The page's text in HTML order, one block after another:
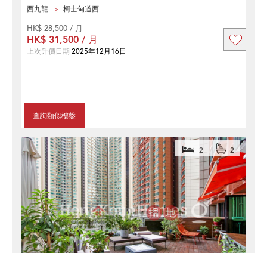
西九龍 柯士甸道西
查詢類似樓盤
HK$ 28,500 / 月
HK$ 31,500 / 月
上次升價日期 2025年12月16日
2 2